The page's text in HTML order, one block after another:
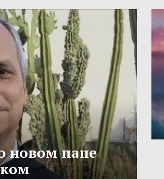
новом папе